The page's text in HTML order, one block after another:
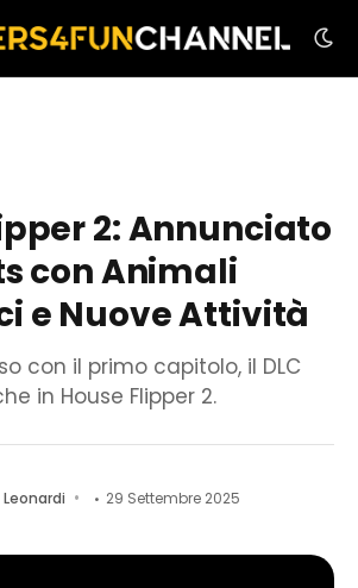
2: Annunciato
con Animali
e Nuove Attività
con il primo capitolo, il DLC
in House Flipper 2.
29 Settembre 2025